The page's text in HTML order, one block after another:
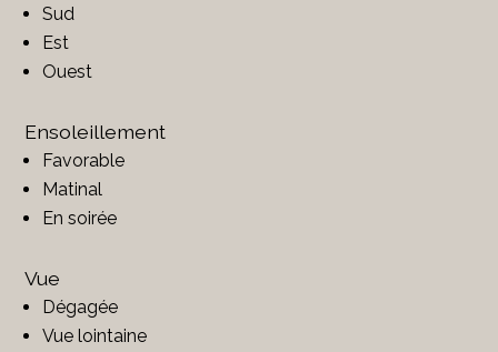
Sud
Est
Ouest
Ensoleillement
Favorable
Matinal
En soirée
Vue
Dégagée
Vue lointaine